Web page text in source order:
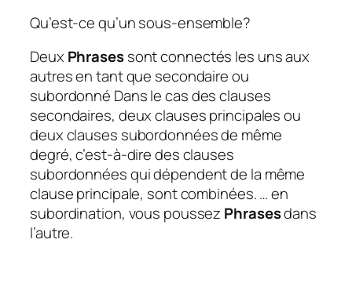
Qu’est-ce qu’un sous-ensemble?
Deux Phrasessont connectés les uns aux
autres en tant que secondaire ou
subordonné Dans le cas des clauses
secondaires, deux clauses principales ou
deux clauses subordonnées de même
degré, c’est-à-dire des clauses
subordonnées qui dépendent de la même
clause principale, sont combinées. … en
subordination, vous poussez Phrasesdans
l’autre.